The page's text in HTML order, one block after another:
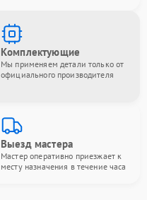
Комплектующие
Мы применяем детали только от
официального производителя
Выезд мастера
Мастер оперативно приезжает к
месту назначения в течение часа